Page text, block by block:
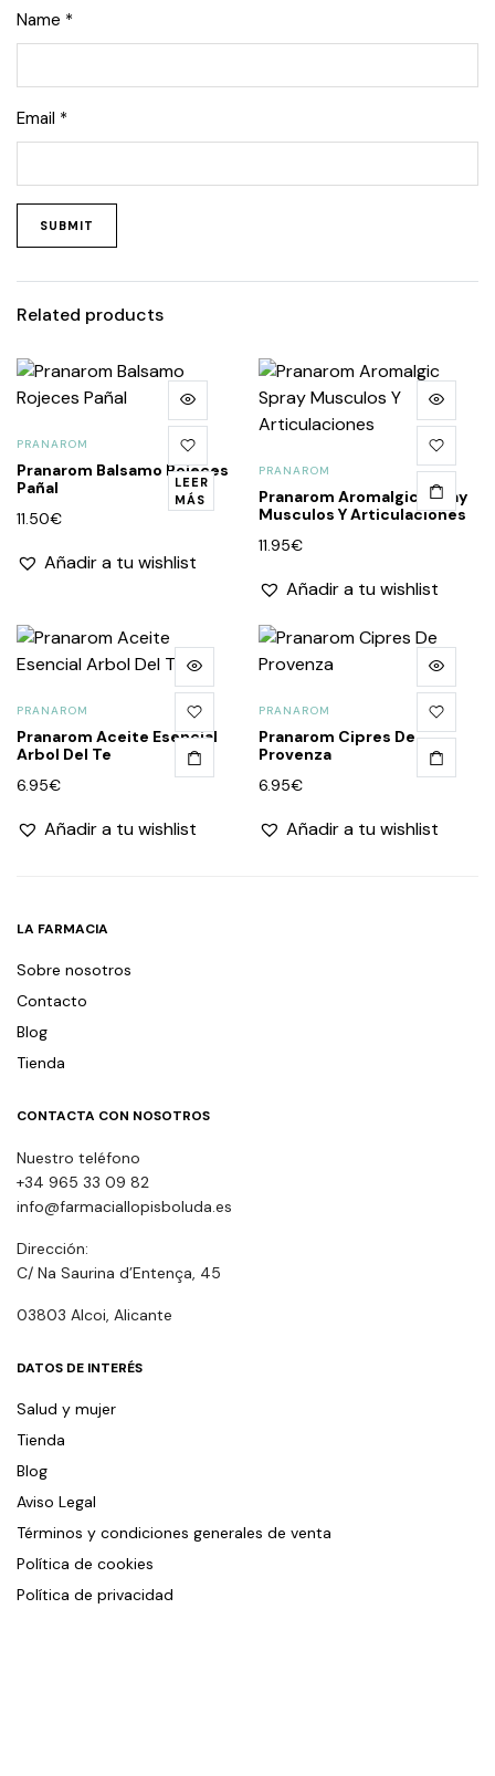
Name *
Email *
Related products
LEER
MÁS
PRANAROM
Pranarom Balsamo Rojeces
Pañal
11.50€
Añadir a tu wishlist
PRANAROM
Pranarom Aromalgic Spray
Musculos Y Articulaciones
11.95€
Añadir a tu wishlist
PRANAROM
Pranarom Aceite Esencial
Arbol Del Te
6.95€
Añadir a tu wishlist
PRANAROM
Pranarom Cipres De
Provenza
6.95€
Añadir a tu wishlist
LA FARMACIA
Sobre nosotros
Contacto
Blog
Tienda
CONTACTA CON NOSOTROS
Nuestro teléfono
+34 965 33 09 82
info@farmaciallopisboluda.es
Dirección:
C/ Na Saurina d’Entença, 45
03803 Alcoi, Alicante
DATOS DE INTERÉS
Salud y mujer
Tienda
Blog
Aviso Legal
Términos y condiciones generales de venta
Política de cookies
Política de privacidad